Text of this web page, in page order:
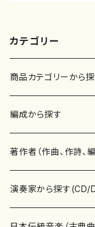
カテゴリー
商品カテゴリーから
楽譜
書籍
書籍
テキストブック
CD・DVD
編成から探す
邦楽器
箏・琴（ソロ）
箏・琴（合奏）
合唱
混声合唱
著作者（作曲、作詩、
あ行
青木省三(アオキ ショウ
演奏家から探す(CD/